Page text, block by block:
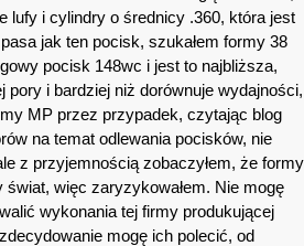
lufy i cylindry o średnicy .360, która jest
jak ten pocisk, szukałem formy 38
pocisk 148wc i jest to najbliższa,
pory i bardziej niż dorównuje wydajności,
MP przez przypadek, czytając blog
na temat odlewania pocisków, nie
z przyjemnością zobaczyłem, że formy
świat, więc zaryzykowałem. Nie mogę
wykonania tej firmy produkującej
mogę ich polecić, od